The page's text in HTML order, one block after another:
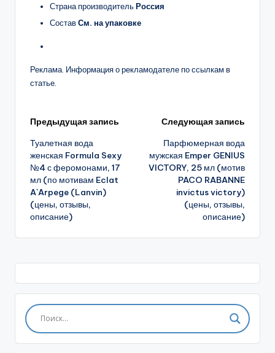
Страна производительРоссия
СоставСм. на упаковке
Реклама. Информация о рекламодателе по ссылкам в
статье.
Навигация
записи
Предыдущая запись
Туалетная вода
женская Formula Sexy
№4 с феромонами, 17
мл (по мотивам Eclat
A`Arpege (Lanvin)
(цены, отзывы,
описание)
Следующая запись
Парфюмерная вода
мужская Emper GENIUS
VICTORY, 25 мл (мотив
PACO RABANNE
invictus victory)
(цены, отзывы,
описание)